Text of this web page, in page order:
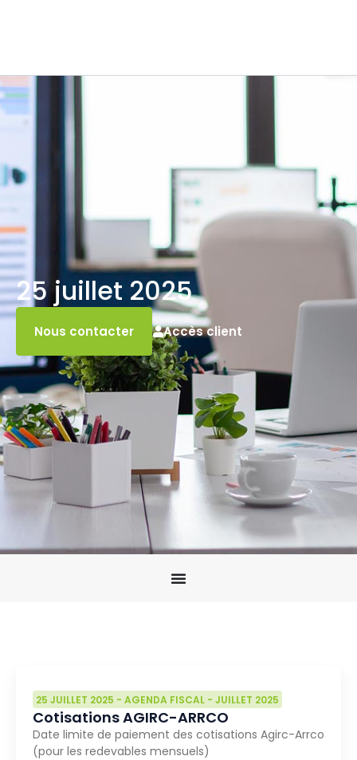
25 juillet 2025
Nous contacter Accès client
25 JUILLET 2025 - AGENDA FISCAL - JUILLET 2025
Cotisations AGIRC-ARRCO
Date limite de paiement des cotisations Agirc-Arrco
(pour les redevables mensuels)